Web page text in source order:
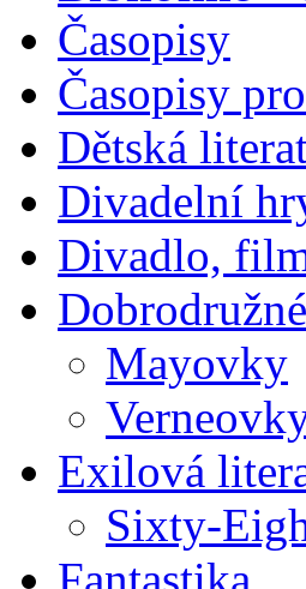
Časopisy
Časopisy
Dětská
Divadelní
Divadlo,
Dobrodružné
Mayovky
Exilová
Sixty-
Fantastika